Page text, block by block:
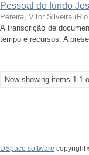
Pessoal do fundo
Pereira, Vitor Silveira (
A transcrição de
tempo e recursos. A
Now showing items 1-1
DSpace software copyright